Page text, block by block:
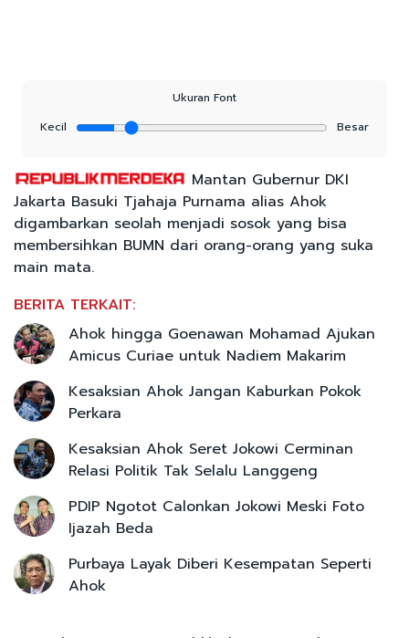
Ukuran Font
Kecil
Besar
Mantan Gubernur DKI
Jakarta Basuki Tjahaja Purnama alias Ahok
digambarkan seolah menjadi sosok yang bisa
membersihkan BUMN dari orang-orang yang suka
main mata.
BERITA TERKAIT:
Ahok hingga Goenawan Mohamad Ajukan
Amicus Curiae untuk Nadiem Makarim
Kesaksian Ahok Jangan Kaburkan Pokok
Perkara
Kesaksian Ahok Seret Jokowi Cerminan
Relasi Politik Tak Selalu Langgeng
PDIP Ngotot Calonkan Jokowi Meski Foto
Ijazah Beda
Purbaya Layak Diberi Kesempatan Seperti
Ahok